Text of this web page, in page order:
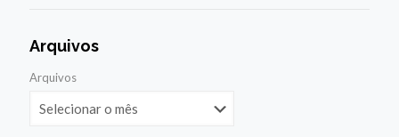
Arquivos
Arquivos